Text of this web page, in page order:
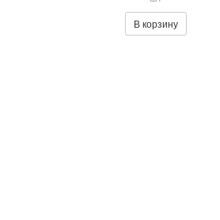
В корзину